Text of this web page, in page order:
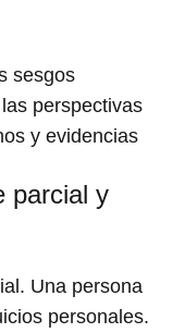
sesgos
perspectivas
y evidencias
parcial y
Una persona
personales.